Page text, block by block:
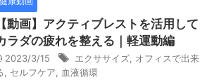
【動画】アクティブレストを活用して
ラダの疲れを整える｜軽運動編
2023/3/15 エクササイズ オフィスで出来
セルフケア 血液循環